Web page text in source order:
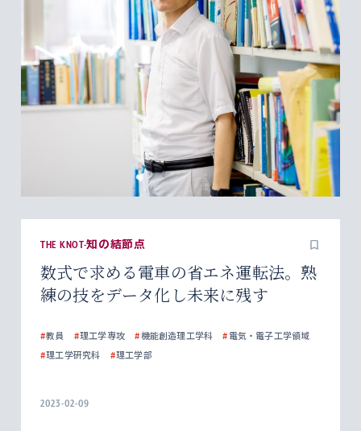
THE KNOT-知の結節点
数式で求める電車の省エネ運転法。熟
練の技をデータ化し未来に残す
#教員 #理工学専攻 #機能創造理工学科 #電気・電子工学領域
#理工学研究科 #理工学部
2023-02-09